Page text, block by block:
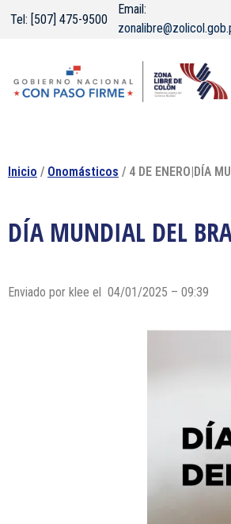
Tel: [507] 475-9500
Email:
Inicio / Onomásticos / 4 DE ENERO|DÍA
DÍA MUNDIAL DEL
Enviado por klee el 04/01/2025 – 09:39